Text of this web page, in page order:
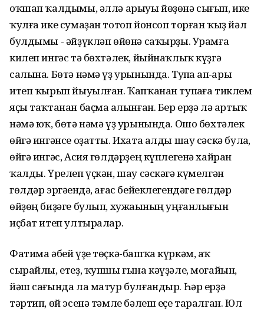
оҡшап ҡалдымы, әллә арыуы йөҙөнә сығып, ике
ҡулға ике сумаҙан тотоп йонсоп торған ҡыҙ йәл
булдымы - әйҙүкләп өйөнә саҡырҙы. Урамға
килеп ингәс тә бөхтәлек, йыйнаҡлыҡ күҙгә
салына. Бөтә нәмә үҙ урынында. Тупһа һап-һары
итеп ҡырып йыуылған. Ҡапҡанан тупһаға тиклем
яҫы таҡтанан баҫма һалынған. Бер ерҙә лә артыҡ
нәмә юҡ, бөтә нәмә үҙ урынында. Ошо бөхтәлек
өйгә ингәнсе оҙатты. Ихата алды шау сәскә булһа,
өйгә ингәс, Асия гөлдәрҙең күплегенә хайран
ҡалды. Үрелеп үҫкән, шау сәскәгә күмелгән
гөлдәр эргәһендә, ағас бейеклегендәге гөлдәр
өйҙөң биҙәге булып, хужаһының уңғанлығын
иҫбат итеп ултыралар.
Фатима әбей үҙе төҫкә-башҡа күркәм, аҡ
сырайлы, етеҙ, ҡупшы ғына кәүҙәле, моғайын,
йәш сағында ла матур булғандыр. Һәр ерҙә
тәртип, өй эсенә тәмле бәлеш еҫе таралған. Юл